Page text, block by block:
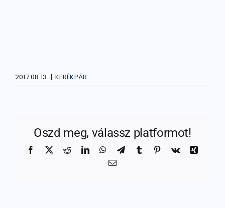
2017.08.13. | KERÉKPÁR
Oszd meg, válassz platformot!
Facebook
X RedditLinkedInWhatsApp
TelegramTumblr Pinterest
Vk
Xing
Email: